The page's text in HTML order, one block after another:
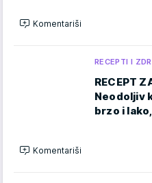
Komentariši
RECEPTI I
RECEPT
Neodoljiv
brzo i
Komentariši